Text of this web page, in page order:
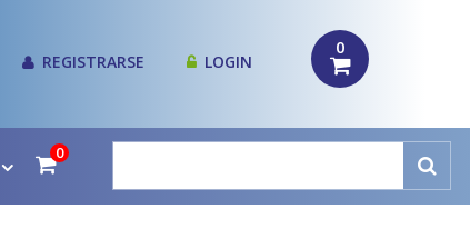
0
REGISTRARSE LOGIN
0